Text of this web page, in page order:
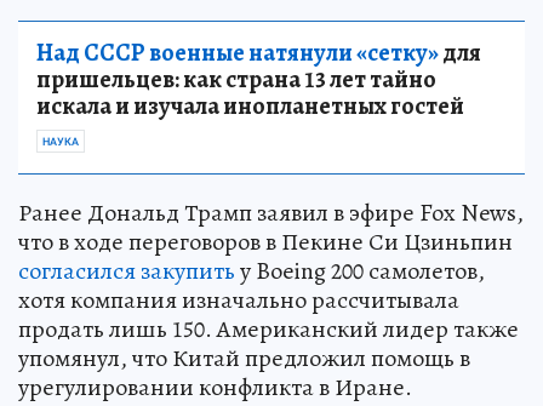
Над СССР военные натянули «сетку»для
пришельцев: как страна 13 лет тайно
искала и изучала инопланетных гостей
НАУКА
Ранее Дональд Трамп заявил в эфире Fox News,
что в ходе переговоров в Пекине Си Цзиньпин
согласился закупитьу Boeing 200 самолетов,
хотя компания изначально рассчитывала
продать лишь 150. Американский лидер также
упомянул, что Китай предложил помощь в
урегулировании конфликта в Иране.